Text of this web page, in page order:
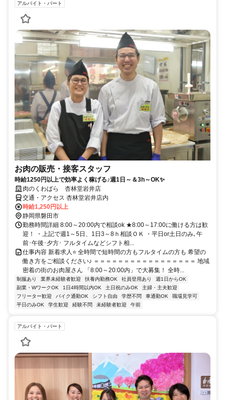
アルバイト・パート
お肉の販売・接客スタッフ
時給1250円以上で効率よく稼げる♪週1日～＆3h～OK✨
肉のくわばら 杏林堂岩井店
交通・アクセス 杏林堂岩井店内
時給1,250円以上
静岡県磐田市
勤務時間詳細 8:00～20:00内で相談ok ★8:00～17:00に働ける方は歓
迎！ ・上記で週1～5日、1日3～8ｈ相談ＯＫ ・平日or土日のみ､午
前･午後･夕方･ フルタイムなどシフト相...
仕事内容 新着求人⭐ 全時間で短時間の方もフルタイムの方も 希望の
働き方をご相談ください♪ ＝＝＝＝＝＝＝＝＝＝＝＝＝＝＝＝＝ 地域
密着の街のお肉屋さん 「8:00～20:00内」で大募集！ 全時...
制服あり 業界未経験者歓迎 扶養内勤務OK 社員登用あり
週1日からOK
副業・WワークOK
1日4時間以内OK 土日祝のみOK
主婦・主夫歓迎
フリーター歓迎
バイク通勤OK シフト自由 学歴不問 車通勤OK
職場見学可
平日のみOK
学生歓迎 経験不問 未経験者歓迎 午前
アルバイト・パート